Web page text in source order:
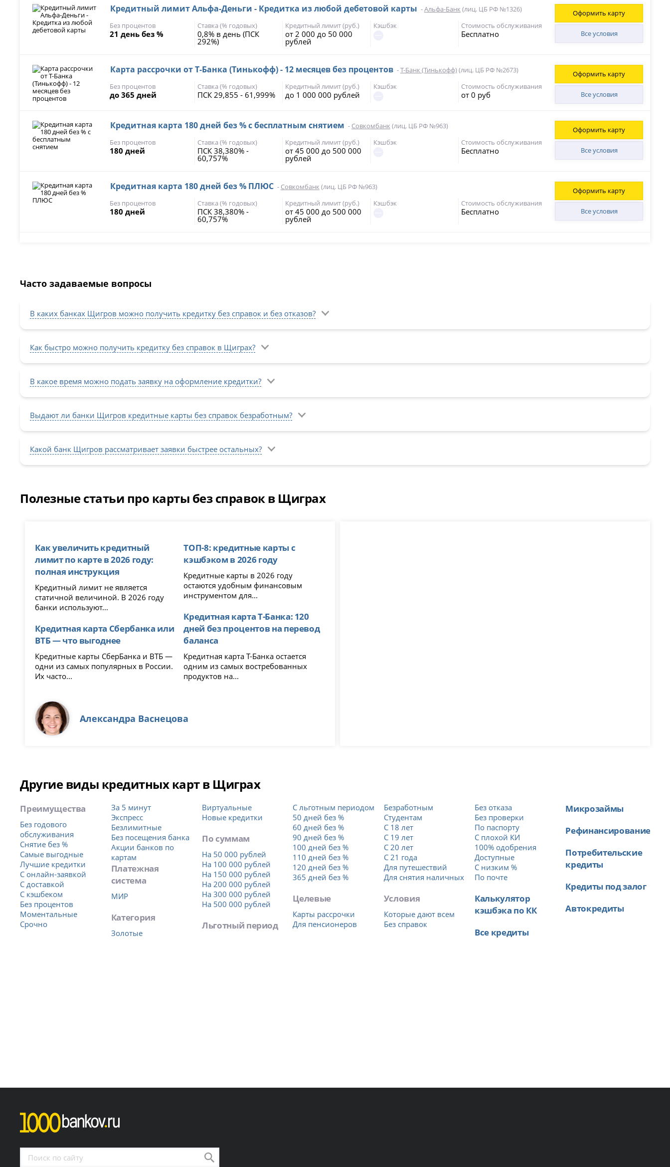
Кредитный лимит Альфа-Деньги - Кредитка из любой дебетовой карты -Альфа-Банк (лиц. ЦБ РФ №1326)
Без процентов
21 день без %
Ставка (% годовых)
0,8% в день (ПСК
292%)
Кредитный лимит (руб.)
от 2 000 до 50 000
рублей
Кэшбэк Стоимость обслуживания
Бесплатно Все условия
Оформить карту
Карта рассрочки от Т-Банка (Тинькофф) - 12 месяцев без процентов -Т-Банк (Тинькофф)(лиц. ЦБ РФ №2673)
Без процентов
до 365 дней
Ставка (% годовых)
ПСК 29,855 - 61,999%
Кредитный лимит (руб.)
до 1 000 000 рублей
Кэшбэк Стоимость обслуживания
от 0 руб Все условия
Оформить карту
Кредитная карта 180 дней без % с бесплатным снятием - Совкомбанк (лиц. ЦБ РФ №963)
Без процентов
180 дней
Ставка (% годовых)
ПСК 38,380% -
60,757%
Кредитный лимит (руб.)
от 45 000 до 500 000
рублей
Кэшбэк Стоимость обслуживания
Бесплатно Все условия
Оформить карту
Кредитная карта 180 дней без % ПЛЮС - Совкомбанк (лиц. ЦБ РФ №963)
Без процентов
180 дней
Ставка (% годовых)
ПСК 38,380% -
60,757%
Кредитный лимит (руб.)
от 45 000 до 500 000
рублей
Кэшбэк Стоимость обслуживания
Бесплатно Все условия
Оформить карту
Часто задаваемые вопросы
В каких банках Щигров можно получить кредитку без справок и без отказов?
Как быстро можно получить кредитку без справок в Щиграх?
В какое время можно подать заявку на оформление кредитки?
Выдают ли банки Щигров кредитные карты без справок безработным?
Какой банк Щигров рассматривает заявки быстрее остальных?
Полезные статьи про карты без справок в Щиграх
Как увеличить кредитный
лимит по карте в 2026 году:
полная инструкция
Кредитный лимит не является
статичной величиной. В 2026 году
банки используют...
Кредитная карта Сбербанка или
ВТБ — что выгоднее
Кредитные карты СберБанка и ВТБ —
одни из самых популярных в России.
Их часто...
ТОП-8: кредитные карты с
кэшбэком в 2026 году
Кредитные карты в 2026 году
остаются удобным финансовым
инструментом для...
Кредитная карта Т-Банка: 120
дней без процентов на перевод
баланса
Кредитная карта Т-Банка остается
одним из самых востребованных
продуктов на...
Александра Васнецова
Другие виды кредитных карт в Щиграх
Преимущества
Без годового
обслуживания
Снятие без %
Самые выгодные
Лучшие кредитки
С онлайн-заявкой
С доставкой
С кэшбеком
Без процентов
Моментальные
Срочно
За 5 минут
Экспресс
Безлимитные
Без посещения банка
Акции банков по
картам
Платежная
система
МИР
Категория
Золотые
Виртуальные
Новые кредитки
По суммам
На 50 000 рублей
На 100 000 рублей
На 150 000 рублей
На 200 000 рублей
На 300 000 рублей
На 500 000 рублей
Льготный период
С льготным периодом
50 дней без %
60 дней без %
90 дней без %
100 дней без %
110 дней без %
120 дней без %
365 дней без %
Целевые
Карты рассрочки
Для пенсионеров
Безработным
Студентам
С 18 лет
С 19 лет
С 20 лет
С 21 года
Для путешествий
Для снятия наличных
Условия
Которые дают всем
Без справок
Без отказа
Без проверки
По паспорту
С плохой КИ
100% одобрения
Доступные
С низким %
По почте
Калькулятор
кэшбэка по КК
Все кредиты
Микрозаймы
Рефинансирование
Потребительские
кредиты
Кредиты под залог
Автокредиты